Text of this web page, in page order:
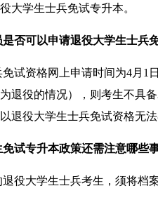
大学生士兵免试专升本。
否可以申请退役大学生士兵
免试资格网上申请时间为4月
退役的情况），则考生不具
退役大学生士兵免试资格无
试专升本政策还需注意哪些
役大学生士兵考生，须将档